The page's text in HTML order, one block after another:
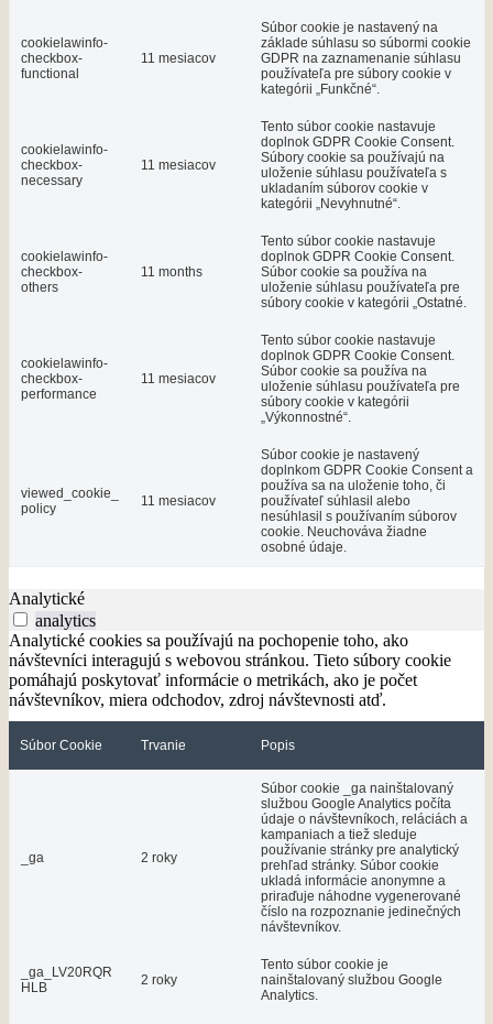
cookielawinfo-
checkbox-
functional
11 mesiacov
Súbor cookie je nastavený na
základe súhlasu so súbormi cookie
GDPR na zaznamenanie súhlasu
používateľa pre súbory cookie v
kategórii „Funkčné“.
cookielawinfo-
checkbox-
necessary
11 mesiacov
Tento súbor cookie nastavuje
doplnok GDPR Cookie Consent.
Súbory cookie sa používajú na
uloženie súhlasu používateľa s
ukladaním súborov cookie v
kategórii „Nevyhnutné“.
cookielawinfo-
checkbox-
others
11 months
Tento súbor cookie nastavuje
doplnok GDPR Cookie Consent.
Súbor cookie sa používa na
uloženie súhlasu používateľa pre
súbory cookie v kategórii „Ostatné.
cookielawinfo-
checkbox-
performance
11 mesiacov
Tento súbor cookie nastavuje
doplnok GDPR Cookie Consent.
Súbor cookie sa používa na
uloženie súhlasu používateľa pre
súbory cookie v kategórii
„Výkonnostné“.
viewed_cookie_
policy
11 mesiacov
Súbor cookie je nastavený
doplnkom GDPR Cookie Consent a
používa sa na uloženie toho, či
používateľ súhlasil alebo
nesúhlasil s používaním súborov
cookie. Neuchováva žiadne
osobné údaje.
Analytické
analytics
Analytické cookies sa používajú na pochopenie toho, ako
návštevníci interagujú s webovou stránkou. Tieto súbory cookie
pomáhajú poskytovať informácie o metrikách, ako je počet
návštevníkov, miera odchodov, zdroj návštevnosti atď.
Súbor Cookie Trvanie Popis
_ga 2 roky
Súbor cookie _ga nainštalovaný
službou Google Analytics počíta
údaje o návštevníkoch, reláciách a
kampaniach a tiež sleduje
používanie stránky pre analytický
prehľad stránky. Súbor cookie
ukladá informácie anonymne a
priraďuje náhodne vygenerované
číslo na rozpoznanie jedinečných
návštevníkov.
_ga_LV20RQR
HLB
2 roky
Tento súbor cookie je
nainštalovaný službou Google
Analytics.